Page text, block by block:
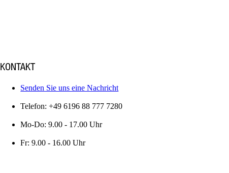
KONTAKT
Senden Sie uns eine Nachricht
Telefon: +49 6196 88 777 7280
Mo-Do: 9.00 - 17.00 Uhr
Fr: 9.00 - 16.00 Uhr